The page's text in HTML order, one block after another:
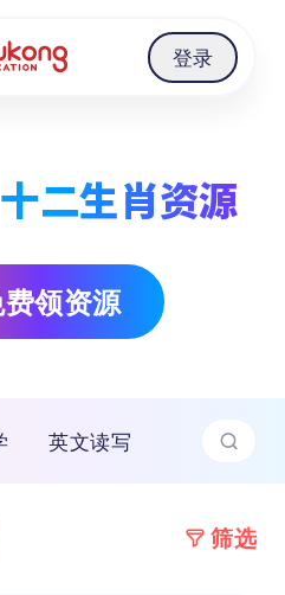
登录
二生肖资源
领资源
英文读写
筛选